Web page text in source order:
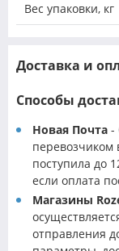
Вес упаковки, кг
Доставка и
Способы
Новая Почта -
перевозчиком
поступила до
если оплата
Магазины
отправления